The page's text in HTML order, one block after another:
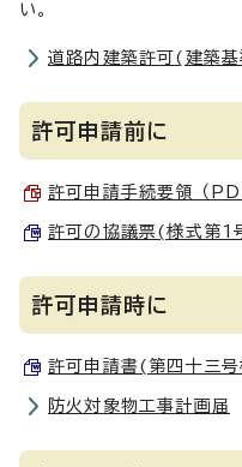
い。
道路内建築許可(建築
許可申請前に
許可申請手続要領 （
許可の協議票(様式第
許可申請時に
許可申請書(第四十三
防火対象物工事計画届